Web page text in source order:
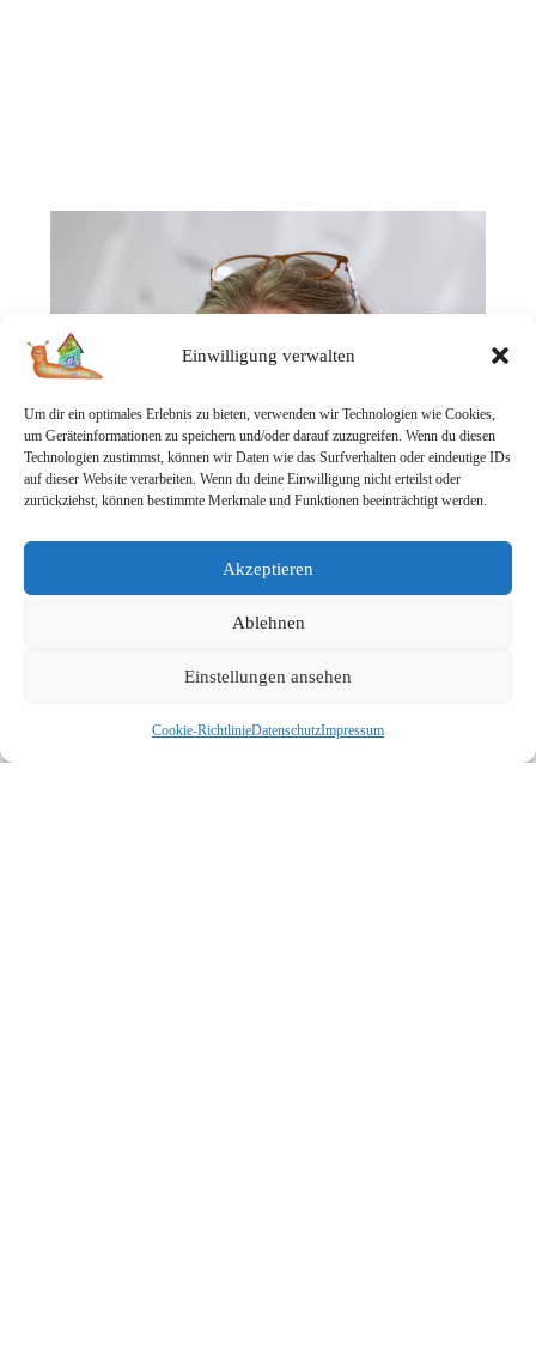
Einwilligung verwalten
Um dir ein optimales Erlebnis zu bieten, verwenden wir Technologien wie Cookies,
um Geräteinformationen zu speichern und/oder darauf zuzugreifen. Wenn du diesen
Technologien zustimmst, können wir Daten wie das Surfverhalten oder eindeutige IDs
auf dieser Website verarbeiten. Wenn du deine Einwilligung nicht erteilst oder
zurückziehst, können bestimmte Merkmale und Funktionen beeinträchtigt werden.
Akzeptieren
Ablehnen
Einstellungen ansehen
Cookie-RichtlinieDatenschutzImpressum